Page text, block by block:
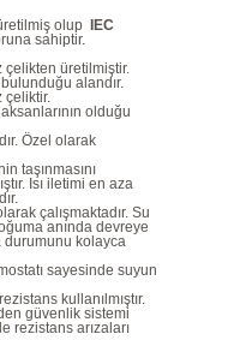
olup
IEC
sahiptir.
çelikten üretilmiştir.
alandır.
çeliktir.
olduğu
Özel olarak
taşınmasını
Isı iletimi en aza
çalışmaktadır. Su
anında devreye
durumunu kolayca
sayesinde suyun
kullanılmıştır.
güvenlik sistemi
rezistans arızaları